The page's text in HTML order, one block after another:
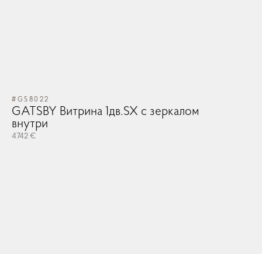
#GS8022
GATSBY Витрина 1дв.SX с зеркалом
внутри
4742 €